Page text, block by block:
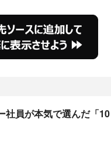
で
見て
を
社員が本気で選んだ「10